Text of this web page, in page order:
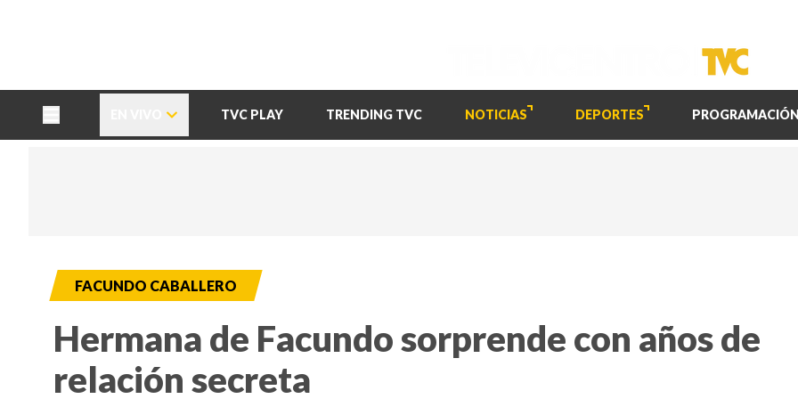
TVC PLAY TRENDING TVC NOTICIAS DEPORTES PROGRAMACIÓN
FACUNDO CABALLERO
Hermana de Facundo sorprende con años de
relación secreta